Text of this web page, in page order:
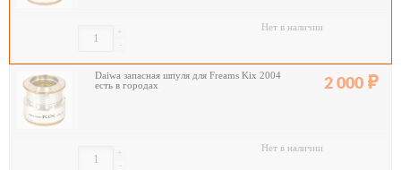
-
+ Нет в наличии
Daiwa запасная шпуля для Freams Kix 2004
есть в городах
2 000
-
+ Нет в наличии